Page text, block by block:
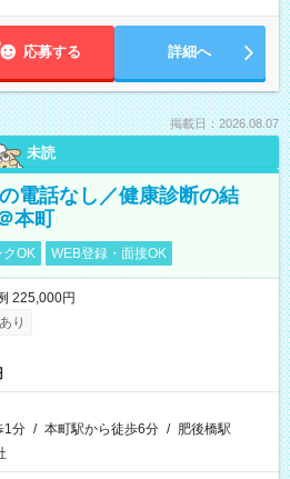
応募する 詳細へ
掲載日：2026.08.07
未読
電話なし／健康診断の結
本町
クOK WEB登録・面接OK
225,000円
り
1分 / 本町駅から徒歩6分 / 肥後橋駅